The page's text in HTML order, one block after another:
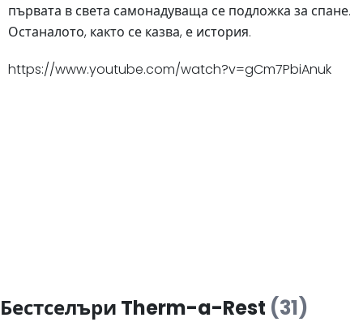
първата в света самонадуваща се подложка за спане.
Останалото, както се казва, е история.
https://www.youtube.com/watch?v=gCm7PbiAnuk
Бестселъри Therm-a-Rest (31)